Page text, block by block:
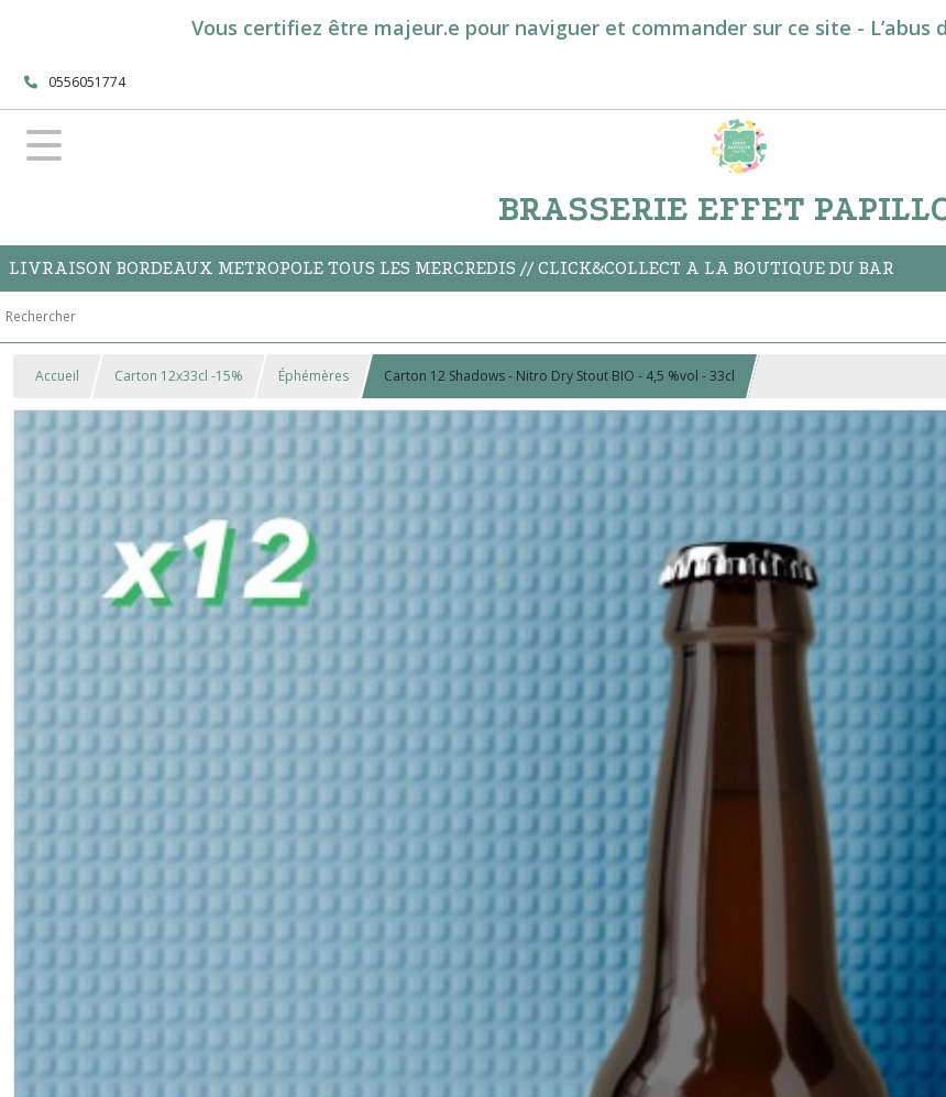
Vous certifiez être majeur.e pour naviguer et commander sur ce site - L’abus
0556051774
BRASSERIE EFFET
LIVRAISON BORDEAUX METROPOLE TOUS LES MERCREDIS // CLICK&COLLECT A LA BOUTIQUE DU BAR
Accueil Carton 12x33cl -15% Éphémères Carton 12 Shadows - Nitro Dry Stout BIO - 4,5 %vol - 33cl